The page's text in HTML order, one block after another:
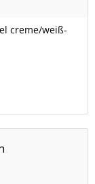
creme/weiß-